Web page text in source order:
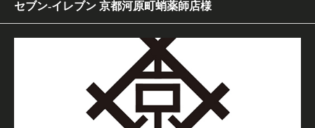
セブン-イレブン 京都河原町蛸薬師店様